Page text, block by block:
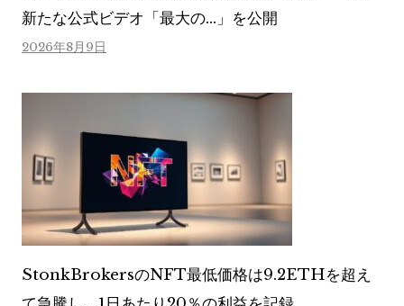
新たな公式ビデオ「最大の…」を公開
2026年8月9日
StonkBrokersのNFT最低価格は9.2ETHを超え